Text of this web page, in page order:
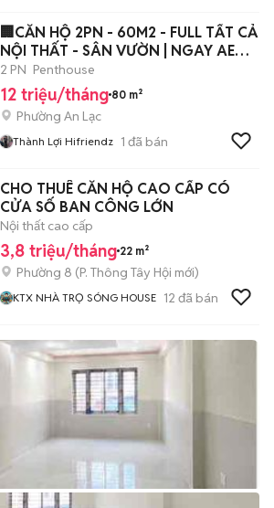
🏢CĂN HỘ 2PN - 60M2 - FULL TẤT CẢ
NỘI THẤT - SÂN VƯỜN | NGAY AEON
BTAN
2 PN Penthouse
12 triệu/tháng 80 m²
Phường An Lạc
Thành Lợi Hifriendz 1 đã bán
CHO THUÊ CĂN HỘ CAO CẤP CÓ
CỬA SỐ BAN CÔNG LỚN
Nội thất cao cấp
3,8 triệu/tháng 22 m²
Phường 8 (P. Thông Tây Hội mới)
KTX NHÀ TRỌ SÓNG HOUSE 12 đã bán